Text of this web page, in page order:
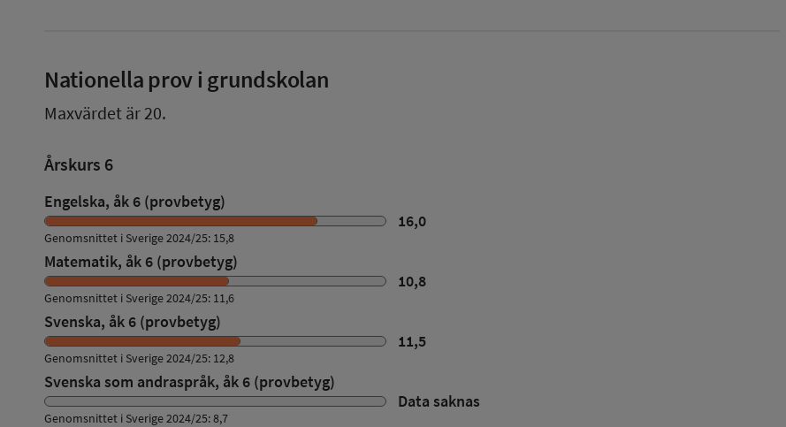
Nationella prov i grundskolan
Maxvärdet är 20.
Årskurs 6
Engelska, åk 6 (provbetyg)
16,0
Genomsnittet i Sverige 2024/25: 15,8
Matematik, åk 6 (provbetyg)
10,8
Genomsnittet i Sverige 2024/25: 11,6
Svenska, åk 6 (provbetyg)
11,5
Genomsnittet i Sverige 2024/25: 12,8
Svenska som andraspråk, åk 6 (provbetyg)
Data saknas
Genomsnittet i Sverige 2024/25: 8,7